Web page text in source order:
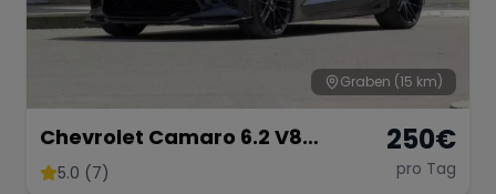
Dodge
Bentley Aston Martin
Graben (15 km)
Chevrolet Camaro 6.2 V8
Customkingz
5.0 (7)
250€
pro Tag